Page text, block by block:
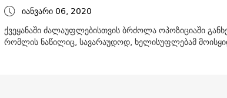
იანვარი 06, 2020
ქვეყანაში ძალაუფლებისთვის ბრძოლა ოპოზიციაში
რომლის ნაწილიც, სავარაუდოდ, ხელისუფლებამ